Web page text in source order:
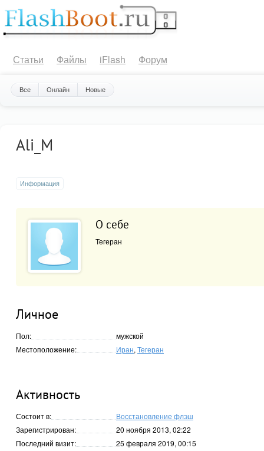
Статьи Файлы iFlash Форум
Все Онлайн Новые
Ali_M
Информация
О себе
Тегеран
Личное
Пол:
мужской
Местоположение:
Иран, Тегеран
Активность
Состоит в:
Восстановление флэш
Зарегистрирован:
20 ноября 2013, 02:22
Последний визит:
25 февраля 2019, 00:15